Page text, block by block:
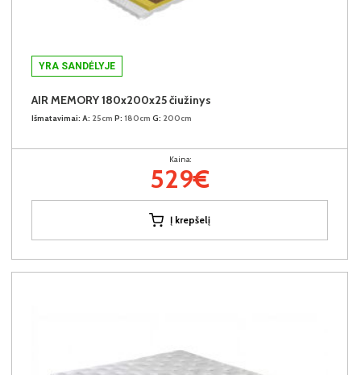
YRA SANDĖLYJE
AIR MEMORY 180x200x25 čiužinys
Išmatavimai: A: 25cm P: 180cm G: 200cm
Kaina:
529€
Į krepšelį